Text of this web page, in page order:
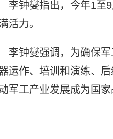
李钟燮指出，今年1至
活力。
李钟燮强调，为确保
运作、培训和演练、
军工产业发展成为国家